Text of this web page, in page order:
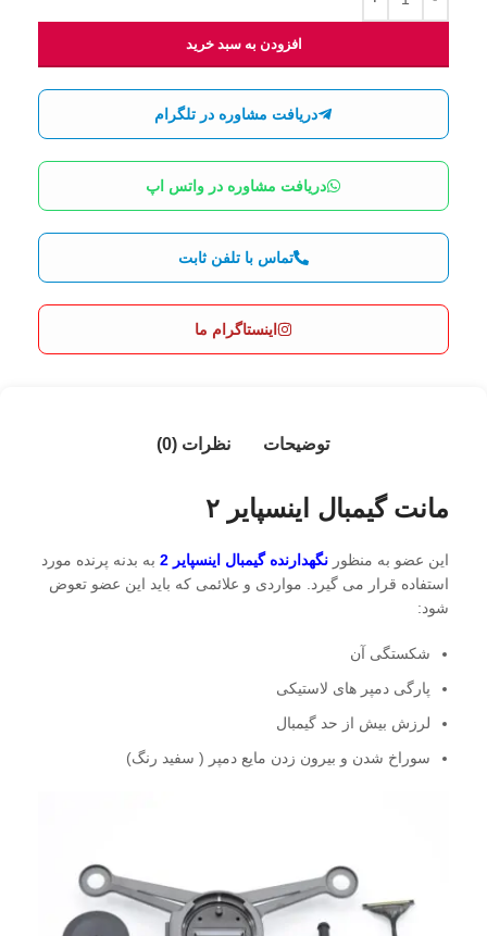
افزودن به سبد خرید
دریافت مشاوره در تلگرام
دریافت مشاوره در واتس اپ
تماس با تلفن ثابت
اینستاگرام ما
توضیحات نظرات (0)
مانت گیمبال اینسپایر ۲
این عضو به منظورنگهدارنده گیمبال اینسپایر 2
به بدنه پرنده مورد
استفاده قرار می گیرد. مواردی و علائمی که باید این عضو تعوض
شود:
شکستگی آن
پارگی دمپر های لاستیکی
لرزش بیش از حد گیمبال
سوراخ شدن و بیرون زدن مایع دمپر ( سفید رنگ)